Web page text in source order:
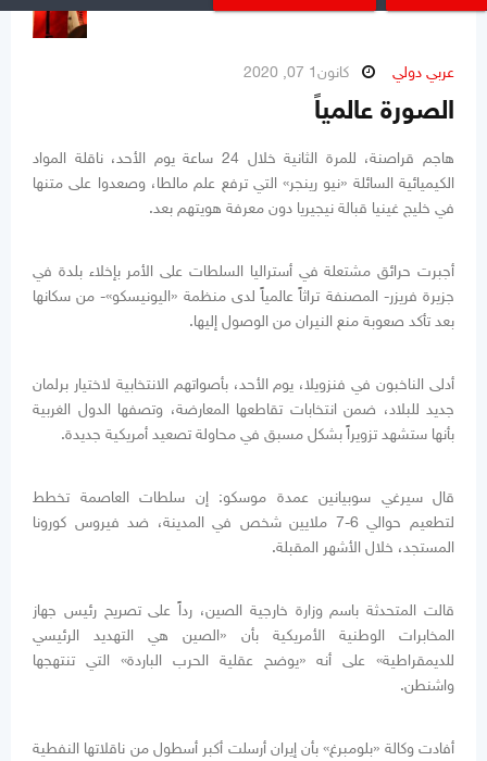
عربي دولي كانون1 07, 2020
الصورة عالمياً
هاجم قراصنة، للمرة الثانية خلال 24 ساعة يوم الأحد، ناقلة المواد
الكيميائية السائلة «نيو رينجر» التي ترفع علم مالطا، وصعدوا على متنها
في خليج غينيا قبالة نيجيريا دون معرفة هويتهم بعد.
أجبرت حرائق مشتعلة في أستراليا السلطات على الأمر بإخلاء بلدة في
جزيرة فريزر- المصنفة تراثاً عالمياً لدى منظمة «اليونيسكو»- من سكانها
بعد تأكد صعوبة منع النيران من الوصول إليها.
أدلى الناخبون في فنزويلا، يوم الأحد، بأصواتهم الانتخابية لاختيار برلمان
جديد للبلاد، ضمن انتخابات تقاطعها المعارضة، وتصفها الدول الغربية
بأنها ستشهد تزويراً بشكل مسبق في محاولة تصعيد أمريكية جديدة.
قال سيرغي سوبيانين عمدة موسكو: إن سلطات العاصمة تخطط
لتطعيم حوالي 6-7 ملايين شخص في المدينة، ضد فيروس كورونا
المستجد، خلال الأشهر المقبلة.
قالت المتحدثة باسم وزارة خارجية الصين، رداً على تصريح رئيس جهاز
المخابرات الوطنية الأمريكية بأن «الصين هي التهديد الرئيسي
للديمقراطية» على أنه «يوضح عقلية الحرب الباردة» التي تنتهجها
واشنطن.
أفادت وكالة «بلومبرغ» بأن إيران أرسلت أكبر أسطول من ناقلاتها النفطية